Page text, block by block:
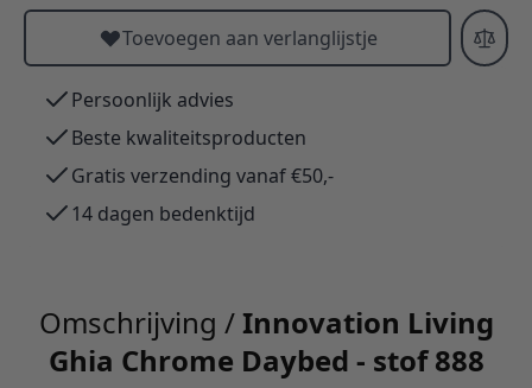
Toevoegen aan verlanglijstje
Persoonlijk advies
Beste kwaliteitsproducten
Gratis verzending vanaf €50,-
14 dagen bedenktijd
Omschrijving /Innovation Living
Ghia Chrome Daybed - stof 888